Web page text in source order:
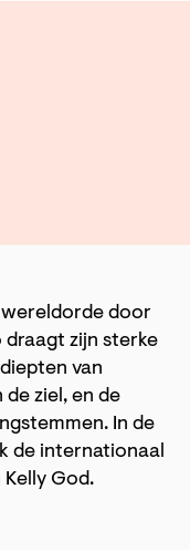
door
draagt zijn sterke
van
ziel, en de
In de
de internationaal
God.